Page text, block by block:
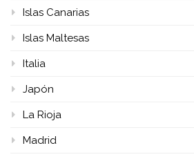
Islas Canarias
Islas Maltesas
Italia
Japón
La Rioja
Madrid